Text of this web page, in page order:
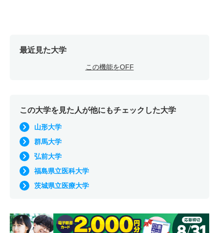
最近見た大学
この機能をOFF
この大学を見た人が他にもチェックした大学
山形大学
群馬大学
弘前大学
福島県立医科大学
茨城県立医療大学